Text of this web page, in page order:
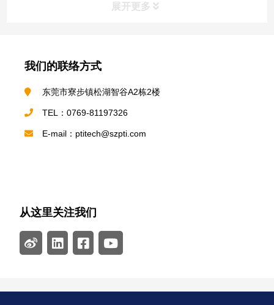
展开更多
我们的联络方式
东莞市寮步镇松湖智谷A2栋2楼
TEL：0769-81197326
E-mail：ptitech@szpti.com
从这里关注我们